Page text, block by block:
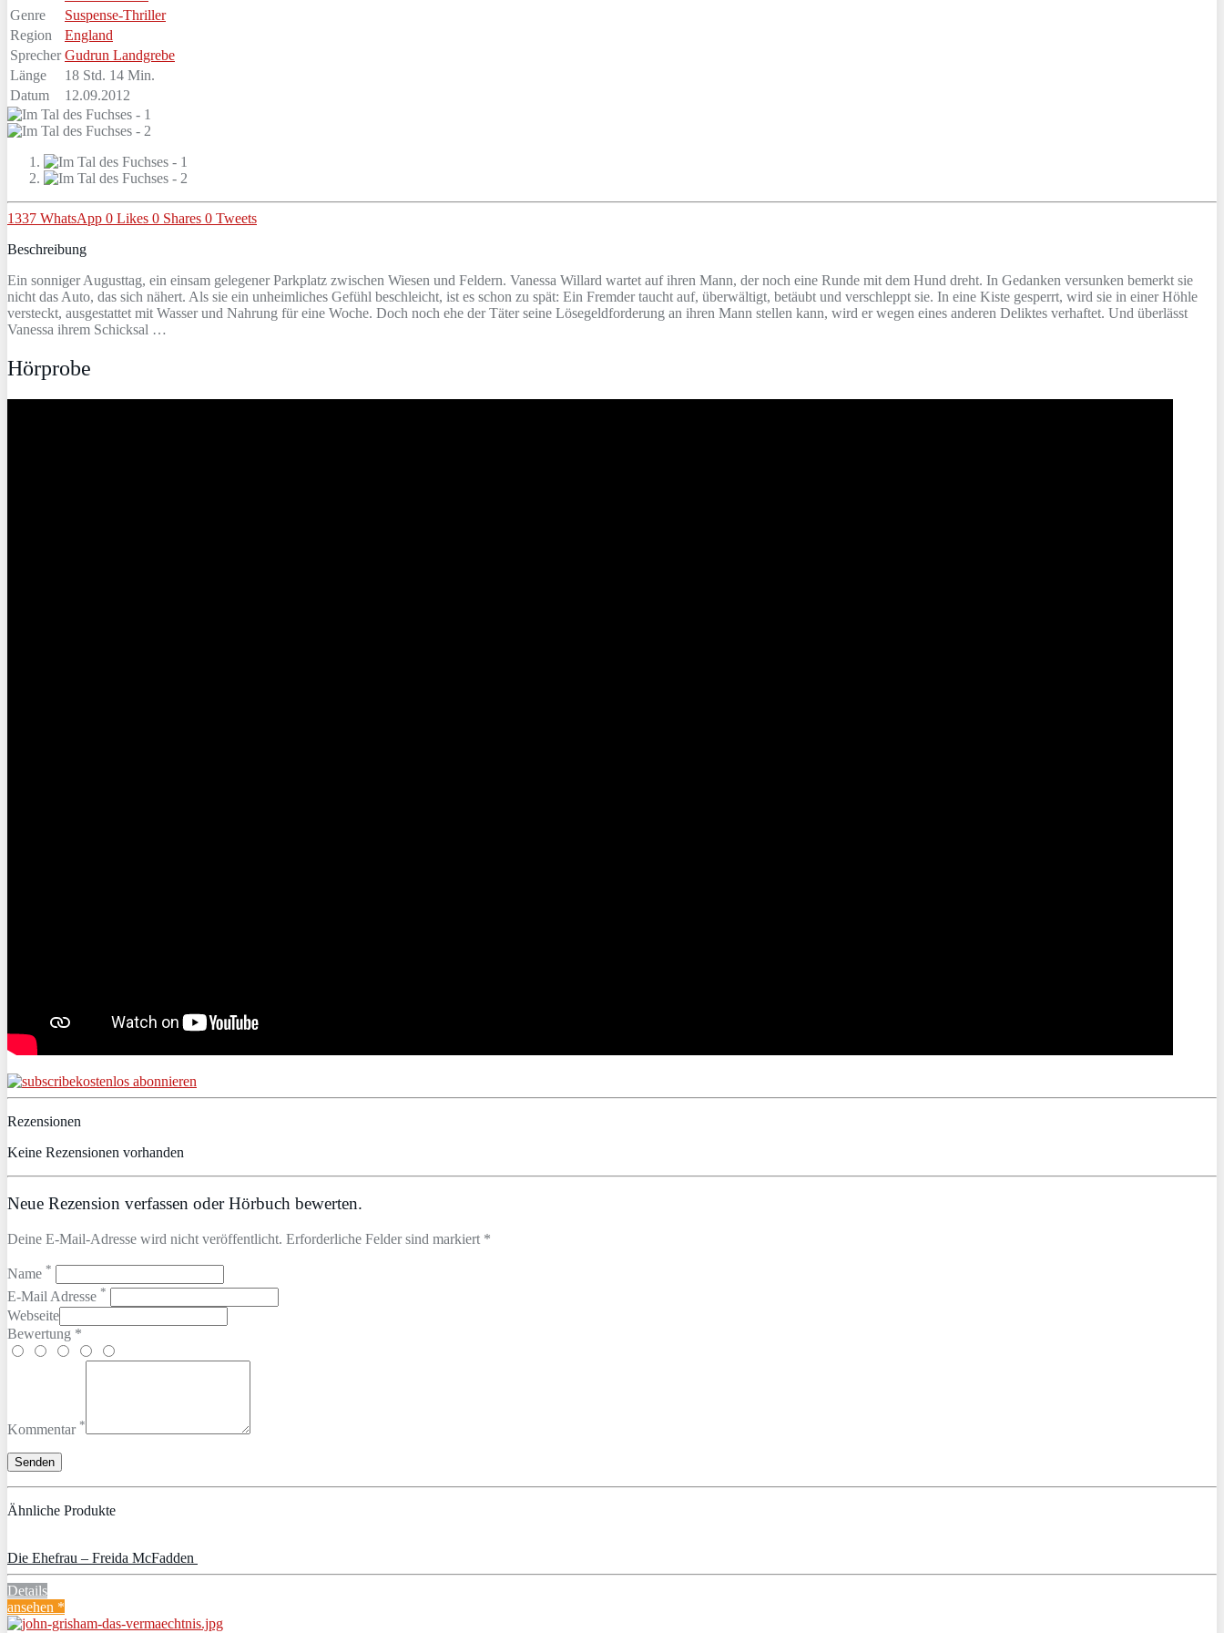
Genre
Suspense-Thriller
Region
England
Sprecher Gudrun Landgrebe
Länge
18 Std. 14 Min.
Datum
12.09.2012
1337 WhatsApp 0 Likes 0 Shares 0 Tweets
Beschreibung
Ein sonniger Augusttag, ein einsam gelegener Parkplatz zwischen Wiesen und Feldern. Vanessa Willard wartet auf ihren Mann, der noch eine Runde mit dem Hund dreht. In Gedanken versunken bemerkt sie
nicht das Auto, das sich nähert. Als sie ein unheimliches Gefühl beschleicht, ist es schon zu spät: Ein Fremder taucht auf, überwältigt, betäubt und verschleppt sie. In eine Kiste gesperrt, wird sie in einer Höhle
versteckt, ausgestattet mit Wasser und Nahrung für eine Woche. Doch noch ehe der Täter seine Lösegeldforderung an ihren Mann stellen kann, wird er wegen eines anderen Deliktes verhaftet. Und überlässt
Vanessa ihrem Schicksal …
Hörprobe
kostenlos abonnieren
Rezensionen
Keine Rezensionen vorhanden
Neue Rezension verfassen oder Hörbuch bewerten.
Deine E-Mail-Adresse wird nicht veröffentlicht. Erforderliche Felder sind markiert *
Name *
E-Mail Adresse *
Webseite
Bewertung *
Kommentar *
Ähnliche Produkte
Die Ehefrau – Freida McFadden
Details
ansehen *